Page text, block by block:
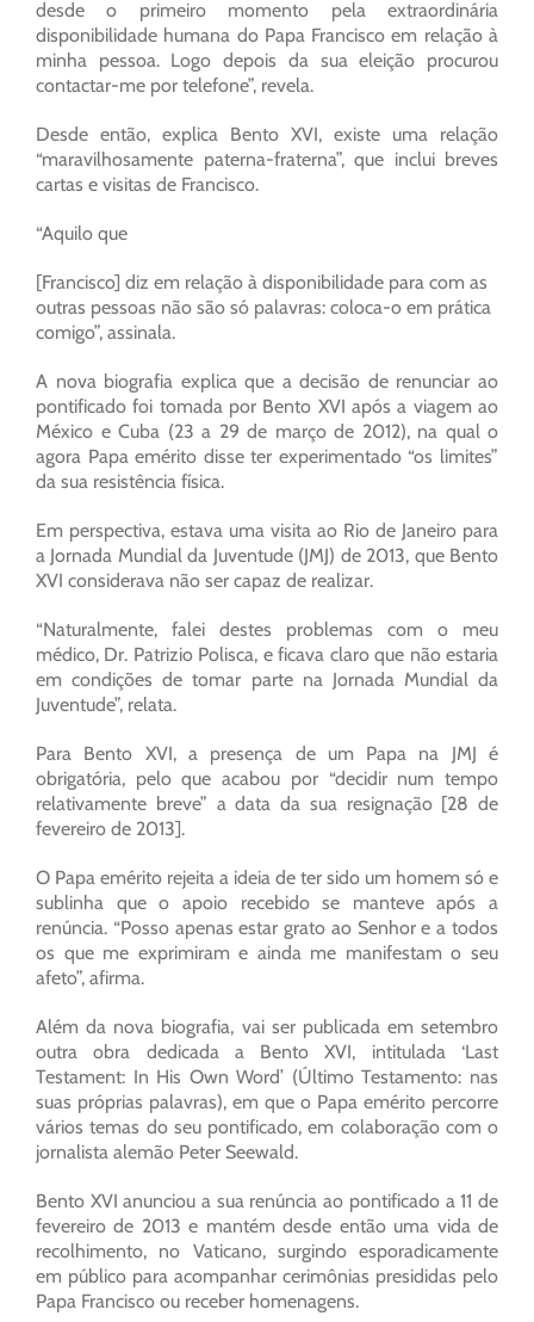
desde o primeiro momento pela extraordinária
disponibilidade humana do Papa Francisco em relação à
minha pessoa. Logo depois da sua eleição procurou
contactar-me por telefone”, revela.
Desde então, explica Bento XVI, existe uma relação
“maravilhosamente paterna-fraterna”, que inclui breves
cartas e visitas de Francisco.
“Aquilo que
[Francisco] diz em relação à disponibilidade para com as
outras pessoas não são só palavras: coloca-o em prática
comigo”, assinala.
A nova biografia explica que a decisão de renunciar ao
pontificado foi tomada por Bento XVI após a viagem ao
México e Cuba (23 a 29 de março de 2012), na qual o
agora Papa emérito disse ter experimentado “os limites”
da sua resistência física.
Em perspectiva, estava uma visita ao Rio de Janeiro para
a Jornada Mundial da Juventude (JMJ) de 2013, que Bento
XVI considerava não ser capaz de realizar.
“Naturalmente, falei destes problemas com o meu
médico, Dr. Patrizio Polisca, e ficava claro que não estaria
em condições de tomar parte na Jornada Mundial da
Juventude”, relata.
Para Bento XVI, a presença de um Papa na JMJ é
obrigatória, pelo que acabou por “decidir num tempo
relativamente breve” a data da sua resignação [28 de
fevereiro de 2013].
O Papa emérito rejeita a ideia de ter sido um homem só e
sublinha que o apoio recebido se manteve após a
renúncia. “Posso apenas estar grato ao Senhor e a todos
os que me exprimiram e ainda me manifestam o seu
afeto”, afirma.
Além da nova biografia, vai ser publicada em setembro
outra obra dedicada a Bento XVI, intitulada ‘Last
Testament: In His Own Word’ (Último Testamento: nas
suas próprias palavras), em que o Papa emérito percorre
vários temas do seu pontificado, em colaboração com o
jornalista alemão Peter Seewald.
Bento XVI anunciou a sua renúncia ao pontificado a 11 de
fevereiro de 2013 e mantém desde então uma vida de
recolhimento, no Vaticano, surgindo esporadicamente
em público para acompanhar cerimônias presididas pelo
Papa Francisco ou receber homenagens.